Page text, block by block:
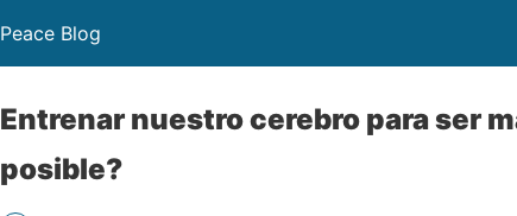
Peace Blog
Entrenar nuestro cerebro para ser
posible?